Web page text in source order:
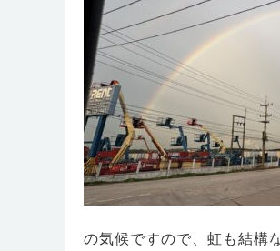
の気候ですので、虹も結構